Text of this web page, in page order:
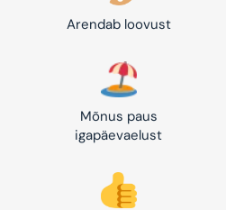
Arendab loovust
Mõnus paus
igapäevaelust